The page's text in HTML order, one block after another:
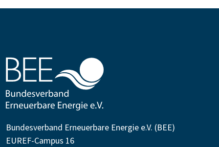
Bundesverband Erneuerbare Energie e.V. (BEE)
EUREF-Campus 16